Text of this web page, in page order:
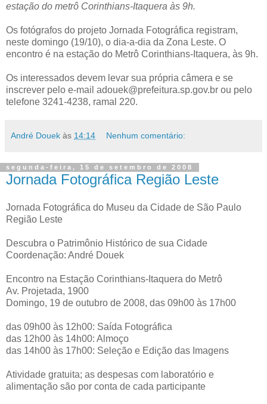
estação do metrô Corinthians-Itaquera às 9h.
Os fotógrafos do projeto Jornada Fotográfica registram,
neste domingo (19/10), o dia-a-dia da Zona Leste. O
encontro é na estação do Metrô Corinthians-Itaquera, às 9h.
Os interessados devem levar sua própria câmera e se
inscrever pelo e-mail adouek@prefeitura.sp.gov.br ou pelo
telefone 3241-4238, ramal 220.
André Douek às 14:14 Nenhum comentário:
segunda-feira, 15 de setembro de 2008
Jornada Fotográfica Região Leste
Jornada Fotográfica do Museu da Cidade de São Paulo
Região Leste
Descubra o Patrimônio Histórico de sua Cidade
Coordenação: André Douek
Encontro na Estação Corinthians-Itaquera do Metrô
Av. Projetada, 1900
Domingo, 19 de outubro de 2008, das 09h00 às 17h00
das 09h00 às 12h00: Saída Fotográfica
das 12h00 às 14h00: Almoço
das 14h00 às 17h00: Seleção e Edição das Imagens
Atividade gratuita; as despesas com laboratório e
alimentação são por conta de cada participante